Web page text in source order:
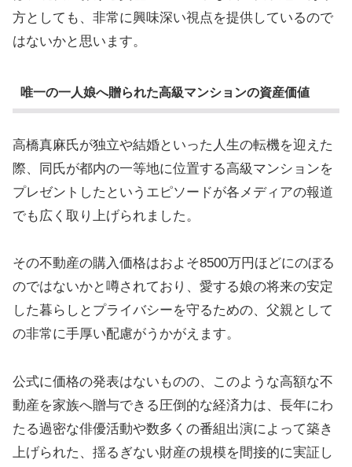
方としても、非常に興味深い視点を提供しているので
はないかと思います。
唯一の一人娘へ贈られた高級マンションの資産価値
高橋真麻氏が独立や結婚といった人生の転機を迎えた
際、同氏が都内の一等地に位置する高級マンションを
プレゼントしたというエピソードが各メディアの報道
でも広く取り上げられました。
その不動産の購入価格はおよそ8500万円ほどにのぼる
のではないかと噂されており、愛する娘の将来の安定
した暮らしとプライバシーを守るための、父親として
の非常に手厚い配慮がうかがえます。
公式に価格の発表はないものの、このような高額な不
動産を家族へ贈与できる圧倒的な経済力は、長年にわ
たる過密な俳優活動や数多くの番組出演によって築き
上げられた、揺るぎない財産の規模を間接的に実証し